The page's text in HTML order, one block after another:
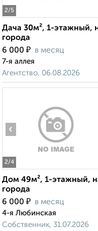
2/5
Дача 30м², 1-этажный,
города
6 000 ₽ в месяц
7-я аллея
Агентство, 06.08.2026
2/4
‹
Дом 49м², 1-этажный,
города
6 000 ₽ в месяц
4-я Любинская
Собственник, 31.07.2026